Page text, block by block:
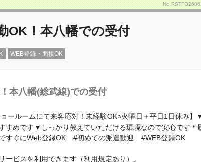
OK！本八幡での受付
WEB登録・面接OK
本八幡(総武線)での受付
ョールームにて来客応対！未経験OK○火曜日＋平日1日休み】
すめです▼しっかり教えていただける環境なので安心です＊
すぐにWeb登録OK #初めての派遣歓迎 #WEB登録OK
ビスを利用できます（利用規定あり）。